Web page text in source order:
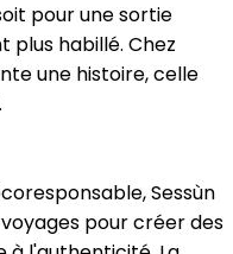
pour une sortie
habillé. Chez
une histoire, celle
Sessùn
pour créer des